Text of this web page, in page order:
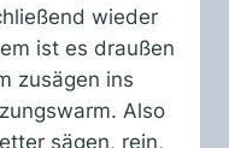
wieder
ist es draußen
zusägen ins
Also
sägen, rein,